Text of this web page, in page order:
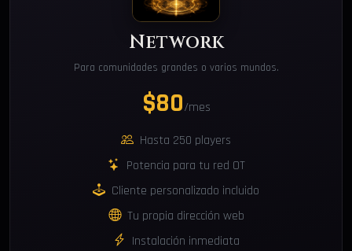
Network
Para comunidades grandes o varios mundos.
$80/mes
Hasta 250 players
Potencia para tu red OT
Cliente personalizado incluido
Tu propia dirección web
Instalación inmediata